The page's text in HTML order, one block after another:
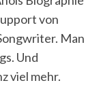
von
Man
Und
viel mehr.